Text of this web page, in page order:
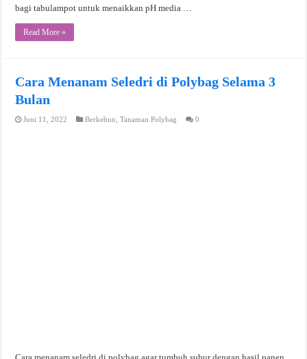
bagi tabulampot untuk menaikkan pH media …
Read More »
Cara Menanam Seledri di Polybag Selama 3
Bulan
Juni 11, 2022 Berkebun ,Tanaman Polybag 0